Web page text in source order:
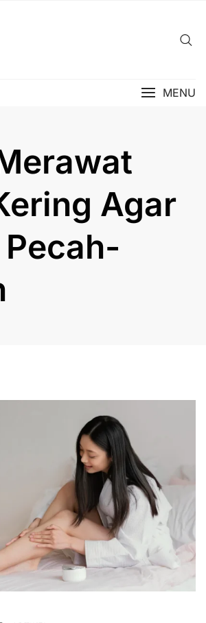
MENU
Agar